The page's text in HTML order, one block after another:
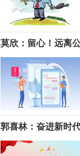
莫欣：留心！远离
郭喜林：奋进新时